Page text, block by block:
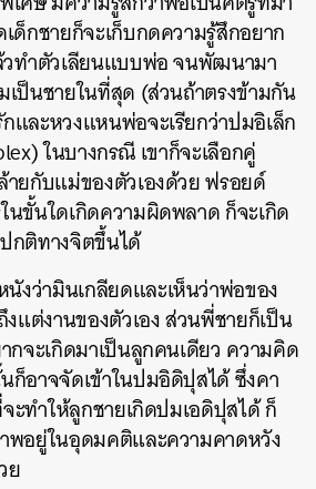
ด็กชายก็จะเก็บกดความรู้สึกอยาก
วทำตัวเลียนแบบพ่อ จนพัฒนามา
ป็นชายในที่สุด (ส่วนถ้าตรงข้ามกัน
ละหวงแหนพ่อจะเรียกว่าปมอิเล็ก
ในบางกรณี เขาก็จะเลือกคู่
ยกับแม่ของตัวเองด้วย ฟรอยด์
ขั้นใดเกิดความผิดพลาด ก็จะเกิด
กติทางจิตขึ้นได้
นังว่ามินเกลียดและเห็นว่าพ่อของ
แต่งานของตัวเอง ส่วนพี่ชายก็เป็น
กจะเกิดมาเป็นลูกคนเดียว ความคิด
อาจจัดเข้าในปมอิดิปุสได้ ซึ่งคา
ะทำให้ลูกชายเกิดปมเอดิปุสได้ ก็
พอยู่ในอุดมคติและความคาดหวัง
ย